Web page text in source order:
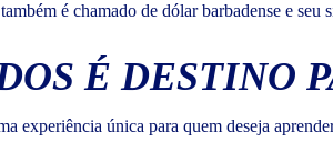
é chamado de dólar barbadense e
É DESTINO
experiência única para quem deseja